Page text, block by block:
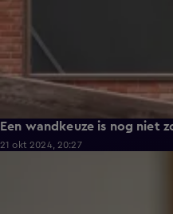
Een wandkeuze is nog niet
21 okt 2024, 20:27